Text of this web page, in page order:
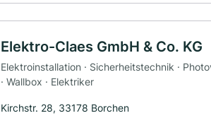
Elektro-Claes GmbH & Co. KG
Elektroinstallation · Sicherheitstechnik ·
· Wallbox · Elektriker
Kirchstr. 28, 33178 Borchen